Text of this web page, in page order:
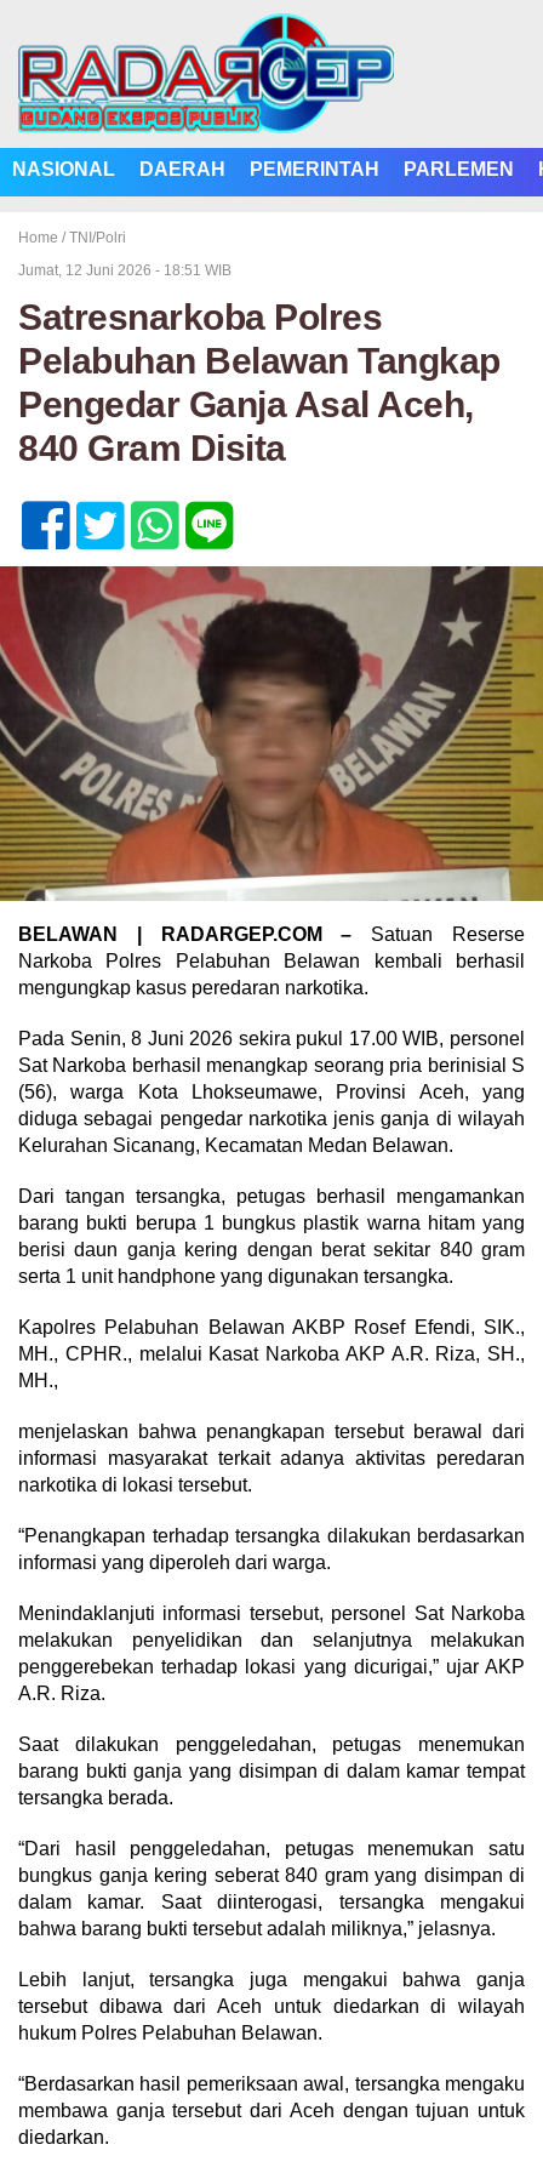
NASIONAL DAERAH PEMERINTAH PARLEMEN
Home / TNI/Polri
Jumat, 12 Juni 2026 - 18:51 WIB
Satresnarkoba Polres
Pelabuhan Belawan Tangkap
Pengedar Ganja Asal Aceh,
840 Gram Disita
BELAWAN | RADARGEP.COM – Satuan Reserse
Narkoba Polres Pelabuhan Belawan kembali berhasil
mengungkap kasus peredaran narkotika.
Pada Senin, 8 Juni 2026 sekira pukul 17.00 WIB, personel
Sat Narkoba berhasil menangkap seorang pria berinisial S
(56), warga Kota Lhokseumawe, Provinsi Aceh, yang
diduga sebagai pengedar narkotika jenis ganja di wilayah
Kelurahan Sicanang, Kecamatan Medan Belawan.
Dari tangan tersangka, petugas berhasil mengamankan
barang bukti berupa 1 bungkus plastik warna hitam yang
berisi daun ganja kering dengan berat sekitar 840 gram
serta 1 unit handphone yang digunakan tersangka.
Kapolres Pelabuhan Belawan AKBP Rosef Efendi, SIK.,
MH., CPHR., melalui Kasat Narkoba AKP A.R. Riza, SH.,
MH.,
menjelaskan bahwa penangkapan tersebut berawal dari
informasi masyarakat terkait adanya aktivitas peredaran
narkotika di lokasi tersebut.
“Penangkapan terhadap tersangka dilakukan berdasarkan
informasi yang diperoleh dari warga.
Menindaklanjuti informasi tersebut, personel Sat Narkoba
melakukan penyelidikan dan selanjutnya melakukan
penggerebekan terhadap lokasi yang dicurigai,” ujar AKP
A.R. Riza.
Saat dilakukan penggeledahan, petugas menemukan
barang bukti ganja yang disimpan di dalam kamar tempat
tersangka berada.
“Dari hasil penggeledahan, petugas menemukan satu
bungkus ganja kering seberat 840 gram yang disimpan di
dalam kamar. Saat diinterogasi, tersangka mengakui
bahwa barang bukti tersebut adalah miliknya,” jelasnya.
Lebih lanjut, tersangka juga mengakui bahwa ganja
tersebut dibawa dari Aceh untuk diedarkan di wilayah
hukum Polres Pelabuhan Belawan.
“Berdasarkan hasil pemeriksaan awal, tersangka mengaku
membawa ganja tersebut dari Aceh dengan tujuan untuk
diedarkan.